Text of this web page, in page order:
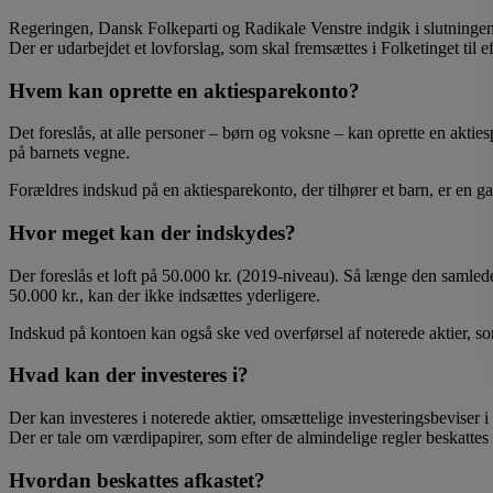
Regeringen, Dansk Folkeparti og Radikale Venstre indgik i
Der er udarbejdet et lovforslag, som skal fremsættes i Folketinget til
Hvem kan oprette en aktiesparekonto?
Det foreslås, at alle personer – børn og voksne – kan oprette en
på barnets vegne.
Forældres indskud på en aktiesparekonto, der tilhører et barn, er en
Hvor meget kan der indskydes?
Der foreslås et loft på 50.000 kr. (2019-niveau). Så længe den
50.000 kr., kan der ikke indsættes yderligere.
Indskud på kontoen kan også ske ved overførsel af noterede aktier,
Hvad kan der investeres i?
Der kan investeres i noterede aktier, omsættelige
Der er tale om værdipapirer, som efter de almindelige regler
Hvordan beskattes afkastet?